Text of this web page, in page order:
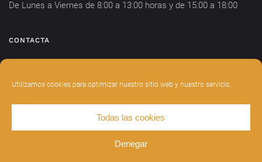
Utilizamos cookies para optimizar nuestro sitio web y nuestro servicio.
Todas las cookies
Denegar
De Lunes a Viernes de 8:00 a 13:00 horas y de 15:00 a 18:00
CONTACTA
POLÍTICA DE PRIVACIDAD